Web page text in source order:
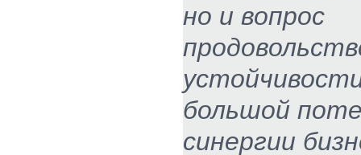
но и вопрос
большой
синергии